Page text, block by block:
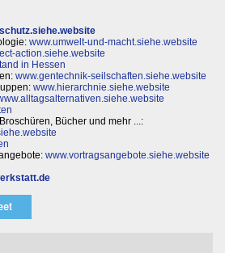
www.umwelt-und-macht.siehe.website
action.siehe.website
in Hessen
www.gentechnik-seilschaften.siehe.website
www.hierarchnie.siehe.website
Bücher und mehr ...:
www.vortragsangebote.siehe.website